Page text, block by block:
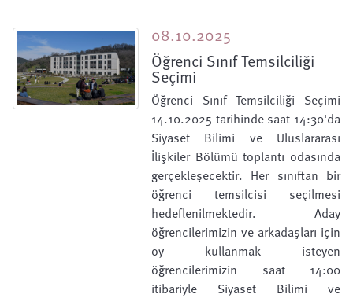
08.10.2025
Öğrenci Sınıf Temsilciliği
Seçimi
Öğrenci Sınıf Temsilciliği Seçimi
14.10.2025 tarihinde saat 14:30'da
Siyaset Bilimi ve Uluslararası
İlişkiler Bölümü toplantı odasında
gerçekleşecektir. Her sınıftan bir
öğrenci temsilcisi seçilmesi
hedeflenilmektedir. Aday
öğrencilerimizin ve arkadaşları için
oy kullanmak isteyen
öğrencilerimizin saat 14:00
itibariyle Siyaset Bilimi ve